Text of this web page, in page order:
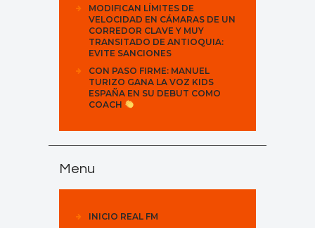
MODIFICAN LÍMITES DE
VELOCIDAD EN CÁMARAS DE UN
CORREDOR CLAVE Y MUY
TRANSITADO DE ANTIOQUIA:
EVITE SANCIONES
CON PASO FIRME: MANUEL
TURIZO GANA LA VOZ KIDS
ESPAÑA EN SU DEBUT COMO
COACH
Menu
INICIO REAL FM